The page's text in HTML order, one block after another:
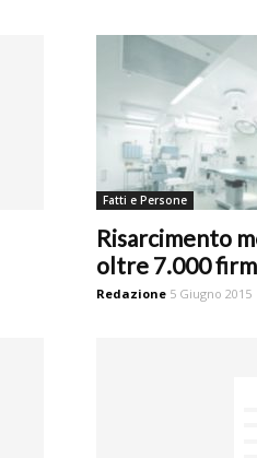
Fatti e Persone
Risarcimento
oltre 7.000
Redazione 5 Giugno 2015